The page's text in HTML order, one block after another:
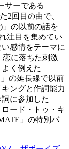
サーである
2回目の曲で、
」の以前の話を
注目を集めてい
感情をテーマに
恋に落ちた刺激
く例えた
」の延長線で以前
ングと作詞能力
に参加した
ロード・トゥ・キ
」の特別バ